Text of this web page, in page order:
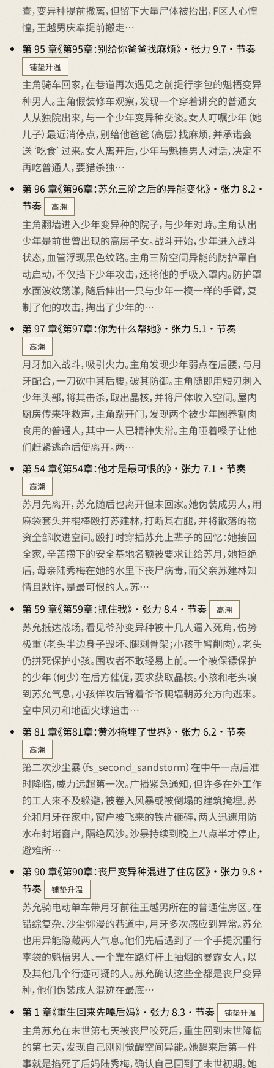
查，变异种提前撤离，但留下大量尸体被抬出，F区人心惶
惶，王越男庆幸提前搬走…
第 95 章《第95章：别给你爸爸找麻烦》 · 张力 9.7 · 节奏
铺垫升温
主角骑车回家，在巷道再次遇见之前提行李包的魁梧变异
种男人。主角假装修车观察，发现一个穿着讲究的普通女
人从独院出来，与一个少年变异种交谈。女人叮嘱少年（她
儿子）最近消停点，别给他爸爸（高层）找麻烦，并承诺会
送‘吃食’过来。女人离开后，少年与魁梧男人对话，决定不
再吃普通人，要猎杀独…
第 96 章《第96章：苏允三阶之后的异能变化》 · 张力 8.2 ·
节奏
高潮
主角翻墙进入少年变异种的院子，与少年对峙。主角认出
少年是前世曾出现的高层子女。战斗开始，少年进入战斗
状态，血管浮现黑色纹路。主角三阶空间异能的防护罩自
动启动，不仅挡下少年攻击，还将他的手吸入罩内。防护罩
水面波纹荡漾，随后伸出一只与少年一模一样的手臂，复
制了他的攻击，掏出了少年的…
第 97 章《第97章：你为什么帮她》 · 张力 5.1 · 节奏
高潮
月牙加入战斗，吸引火力。主角发现少年弱点在后腰，与月
牙配合，一刀砍中其后腰，破其防御。主角随即用短刃刺入
少年头部，将其击杀，取出晶核，并将尸体收入空间。屋内
厨房传来呼救声，主角踹开门，发现两个被少年圈养割肉
食用的普通人，其中一人已精神失常。主角哑着嗓子让他
们赶紧逃命后便离开。两…
第 54 章《第54章：他才是最可恨的》 · 张力 7.1 · 节奏
高潮
苏月先离开，苏允随后也离开但未回家。她伪装成男人，用
麻袋套头并棍棒殴打苏建林，打断其右腿，并将散落的物
资全部收进空间。殴打时穿插苏允上辈子的回忆：她接回
全家，辛苦攒下的安全基地名额被要求让给苏月，她拒绝
后，母亲陆秀梅在她的水里下丧尸病毒，而父亲苏建林知
情且默许，是最可恨的人。苏…
第 59 章《第59章：抓住我》 · 张力 8.4 · 节奏
高潮
苏允抵达战场，看见爷孙变异种被十几人逼入死角，伤势
极重（老头半边身子毁坏、腿剩骨架；小孩手臂削肉）。老头
仍拼死保护小孩。围攻者不敢轻易上前。一个被保镖保护
的少年（何少）在后方催促，要求获取晶核。小孩和老头嗅
到苏允气息，小孩佯攻后背着爷爷爬墙朝苏允方向逃来。
空中风刃和地面火球追击…
第 81 章《第81章：黄沙掩埋了世界》 · 张力 6.2 · 节奏
高潮
第二次沙尘暴（fs_second_sandstorm）在中午一点后准
时降临，威力远超第一次。广播紧急通知，但许多在外工作
的工人来不及躲避，被卷入风暴或被倒塌的建筑掩埋。苏
允和月牙在家中，窗户被飞来的铁片砸碎，两人迅速用防
水布封堵窗户，隔绝风沙。沙暴持续到晚上八点半才停止，
避难所…
第 90 章《第90章：丧尸变异种混进了住房区》 · 张力 9.8 ·
节奏
铺垫升温
苏允骑电动单车带月牙前往王越男所在的普通住房区。在
错综复杂、沙尘弥漫的巷道中，月牙多次感应到异常。苏允
也用异能隐藏两人气息。他们先后遇到了一个手提沉重行
李袋的魁梧男人、一个靠在路灯杆上抽烟的暴露女人，以
及其他几个行迹可疑的人。苏允确认这些全都是丧尸变异
种，他们伪装成人混迹在最底…
第 1 章《重生回来先嘎后妈》 · 张力 8.3 · 节奏
铺垫升温
主角苏允在末世第七天被丧尸咬死后，重生回到末世降临
的第七天，发现自己刚刚觉醒空间异能。她醒来后第一件
事就是掐死了后妈陆秀梅，确认自己回到了末世初期。她